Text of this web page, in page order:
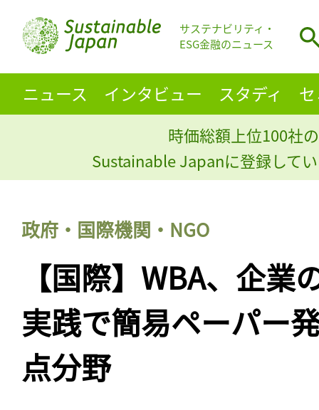
サステナビリティ・
ESG金融のニュース
ニュース インタビュー スタディ
時価総額上位100社
Sustainable Japanに登録して
政府・国際機関・NGO
【国際】WBA、企業
実践で簡易ペーパー
点分野